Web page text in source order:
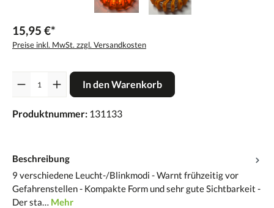
15,95 €*
Preise inkl. MwSt. zzgl. Versandkosten
In den Warenkorb
Produktnummer: 131133
Beschreibung
9 verschiedene Leucht-/Blinkmodi - Warnt frühzeitig vor
Gefahrenstellen - Kompakte Form und sehr gute Sichtbarkeit -
Der sta… Mehr